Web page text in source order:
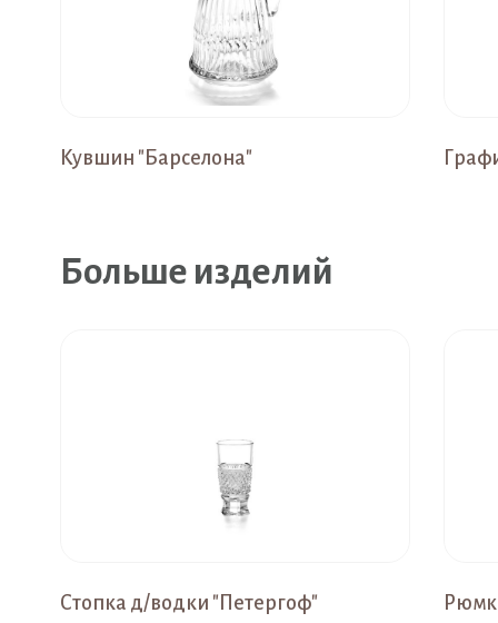
Кувшин "Барселона"
Больше изделий
Стопка д/водки "Петергоф"